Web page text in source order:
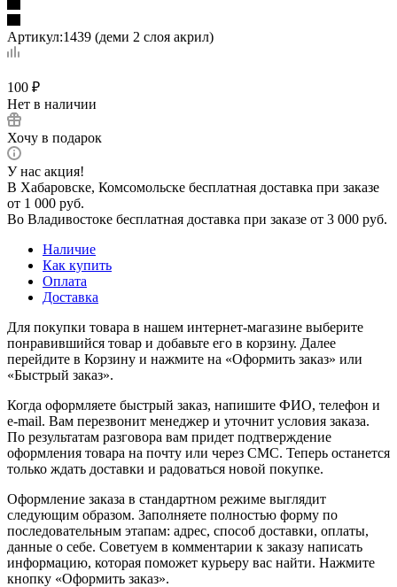
Артикул:1439 (деми 2 слоя акрил)
100 ₽
Нет в наличии
Хочу в подарок
У нас акция!
В Хабаровске, Комсомольске бесплатная доставка при заказе
от 1 000 руб.
Во Владивостоке бесплатная доставка при заказе от 3 000 руб.
Наличие
Как купить
Оплата
Доставка
Для покупки товара в нашем интернет-магазине выберите
понравившийся товар и добавьте его в корзину. Далее
перейдите в Корзину и нажмите на «Оформить заказ» или
«Быстрый заказ».
Когда оформляете быстрый заказ, напишите ФИО, телефон и
e-mail. Вам перезвонит менеджер и уточнит условия заказа.
По результатам разговора вам придет подтверждение
оформления товара на почту или через СМС. Теперь останется
только ждать доставки и радоваться новой покупке.
Оформление заказа в стандартном режиме выглядит
следующим образом. Заполняете полностью форму по
последовательным этапам: адрес, способ доставки, оплаты,
данные о себе. Советуем в комментарии к заказу написать
информацию, которая поможет курьеру вас найти. Нажмите
кнопку «Оформить заказ».